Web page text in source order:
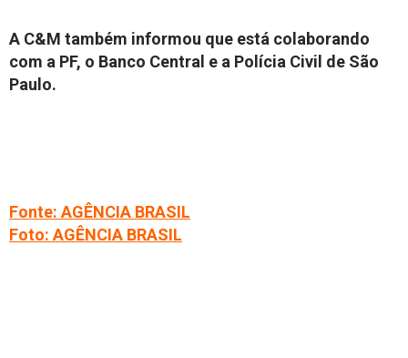
A C&M também informou que está colaborando
com a PF, o Banco Central e a Polícia Civil de São
Paulo.
Fonte: AGÊNCIA BRASIL
Foto: AGÊNCIA BRASIL